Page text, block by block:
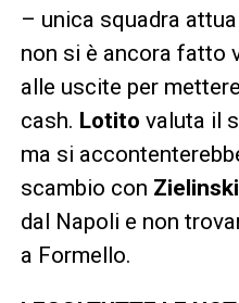
– unica squadra
non si è ancora fatto
alle uscite per
cash. Lotito valuta il
ma si
scambio con Zielinski
dal Napoli e non
a Formello.